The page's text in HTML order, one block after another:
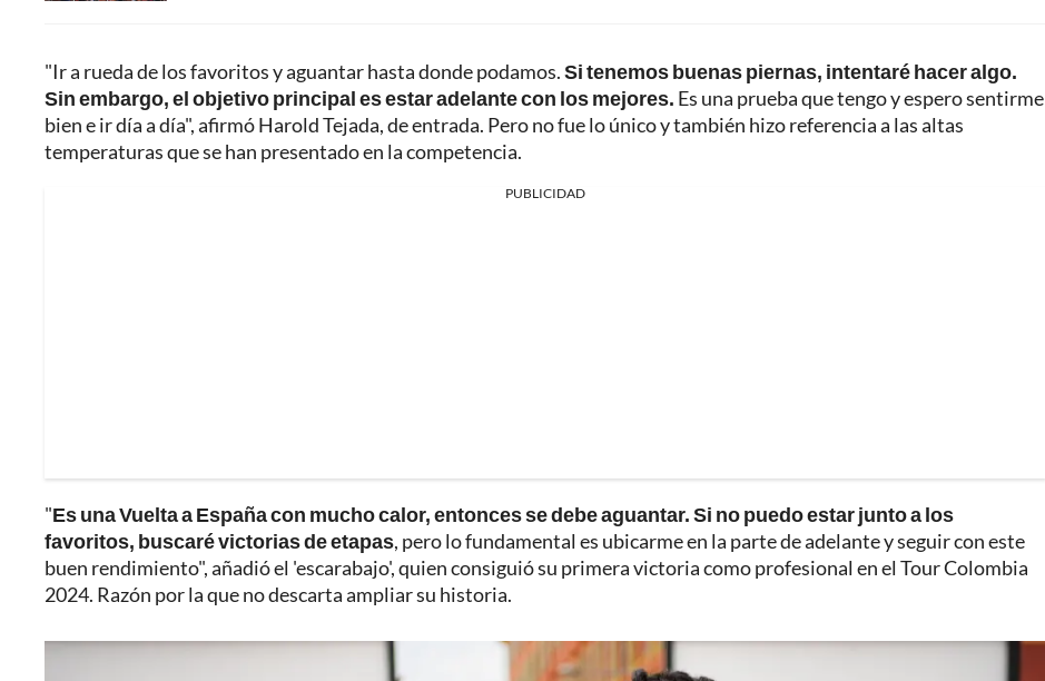
"Ir a rueda de los favoritos y aguantar hasta donde podamos.Si tenemos buenas piernas, intentaré hacer algo.
Sin embargo, el objetivo principal es estar adelante con los mejores. Es una prueba que tengo y espero sentirme
bien e ir día a día", afirmó Harold Tejada, de entrada. Pero no fue lo único y también hizo referencia a las altas
temperaturas que se han presentado en la competencia.
PUBLICIDAD
"Es una Vuelta a España con mucho calor, entonces se debe aguantar. Si no puedo estar junto a los
favoritos, buscaré victorias de etapas, pero lo fundamental es ubicarme en la parte de adelante y seguir con este
buen rendimiento", añadió el 'escarabajo', quien consiguió su primera victoria como profesional en el Tour Colombia
2024. Razón por la que no descarta ampliar su historia.